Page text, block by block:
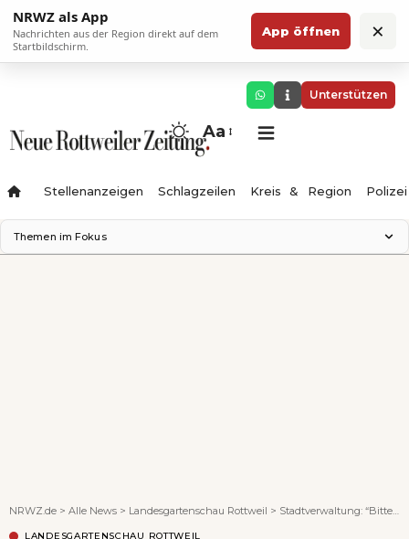
NRWZ als App
Nachrichten aus der Region direkt auf dem
Startbildschirm.
App öffnen ×
Unterstützen
Aa
Stellenanzeigen Schlagzeilen Kreis & Region Polizei
Themen im Fokus
NRWZ.de > Alle News > Landesgartenschau Rottweil > Stadtverwaltung: “Bitte Weihnachtsbäume für den Neckar spenden”
LANDESGARTENSCHAU ROTTWEIL